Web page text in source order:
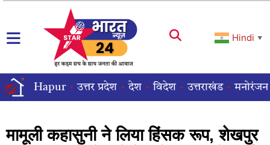
Hindi ▼
Hapur उत्तर प्रदेश देश विदेश उत्तराखंड मनोरंजन
मामूली कहासुनी ने लिया हिंसक रूप, शेखपुर